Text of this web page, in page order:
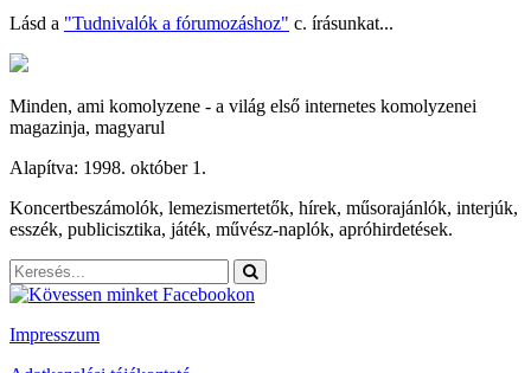
Lásd a "Tudnivalók a fórumozáshoz" c. írásunkat...
Minden, ami komolyzene - a világ első internetes komolyzenei
magazinja, magyarul
Alapítva: 1998. október 1.
Koncertbeszámolók, lemezismertetők, hírek, műsorajánlók, interjúk,
esszék, publicisztika, játék, művész-naplók, apróhirdetések.
Impresszum